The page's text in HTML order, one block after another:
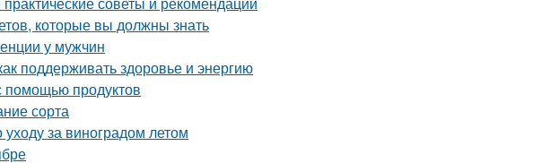
которые вы должны знать
у мужчин
поддерживать здоровье и энергию
продуктов
сорта
за виноградом летом